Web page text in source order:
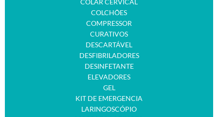
COLAR CERVICAL
COLCHÕES
COMPRESSOR
CURATIVOS
DESCARTÁVEL
DESFIBRILADORES
DESINFETANTE
ELEVADORES
GEL
KIT DE EMERGENCIA
LARINGOSCÓPIO